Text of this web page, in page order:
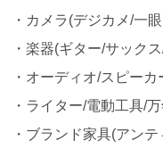
・カメラ(デジカメ/一
・楽器(ギター/サック
・オーディオ/スピーカ
・ライター/電動工具/
・ブランド家具(アン